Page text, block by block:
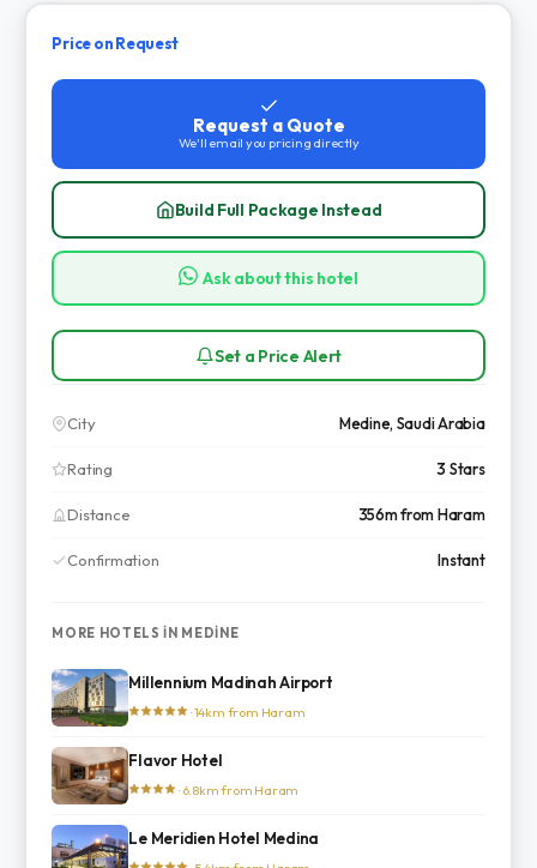
Price on Request
Request a Quote
We'll email you pricing directly
Build Full Package Instead
Ask about this hotel
Set a Price Alert
City Medine, Saudi Arabia
Rating 3 Stars
Distance 356m from Haram
Confirmation Instant
MORE HOTELS IN MEDINE
Millennium Madinah Airport
· 14km from Haram
Flavor Hotel
· 6.8km from Haram
Le Meridien Hotel Medina